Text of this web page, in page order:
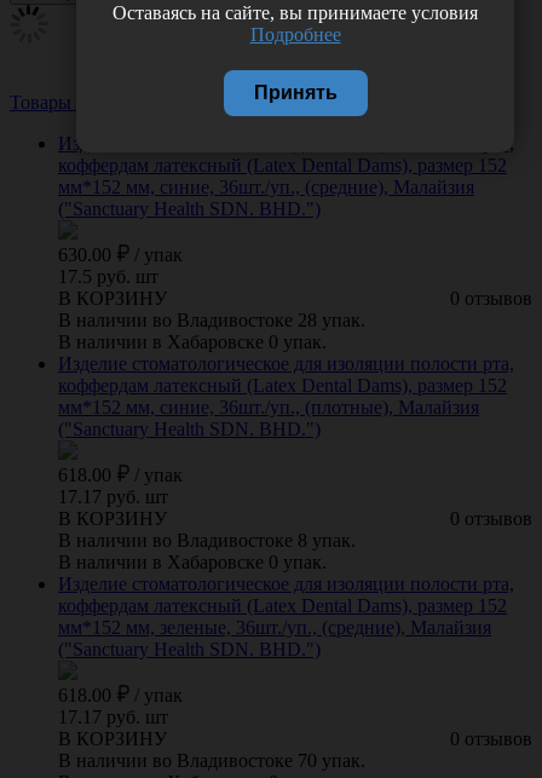
Товары из этой категории
Посмотреть все
Изделие стоматологическое для изоляции полости рта,
коффердам латексный (Latex Dental Dams), размер 152
мм*152 мм, синие, 36шт./уп., (средние), Малайзия
("Sanctuary Health SDN. BHD.")
630.00 / упак
17.5 руб. шт
0 отзывов
В КОРЗИНУ
В наличии во Владивостоке 28 упак.
В наличии в Хабаровске 0 упак.
Изделие стоматологическое для изоляции полости рта,
коффердам латексный (Latex Dental Dams), размер 152
мм*152 мм, синие, 36шт./уп., (плотные), Малайзия
("Sanctuary Health SDN. BHD.")
618.00 / упак
17.17 руб. шт
0 отзывов
В КОРЗИНУ
В наличии во Владивостоке 8 упак.
В наличии в Хабаровске 0 упак.
Изделие стоматологическое для изоляции полости рта,
коффердам латексный (Latex Dental Dams), размер 152
мм*152 мм, зеленые, 36шт./уп., (средние), Малайзия
("Sanctuary Health SDN. BHD.")
618.00 / упак
17.17 руб. шт
0 отзывов
В КОРЗИНУ
В наличии во Владивостоке 70 упак.
Оставаясь на сайте, вы принимаете условия
Подробнее
Принять